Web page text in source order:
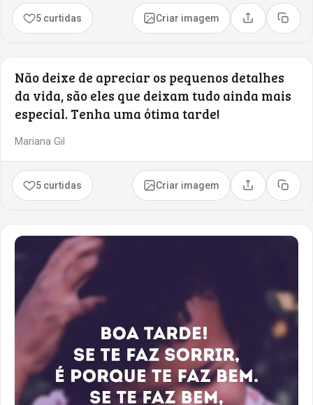
5 curtidas Criar imagem Compartilhar
Copiar
Não deixe de apreciar os pequenos detalhes
da vida, são eles que deixam tudo ainda mais
especial. Tenha uma ótima tarde!
Mariana Gil
5 curtidas Criar imagem Compartilhar
Copiar